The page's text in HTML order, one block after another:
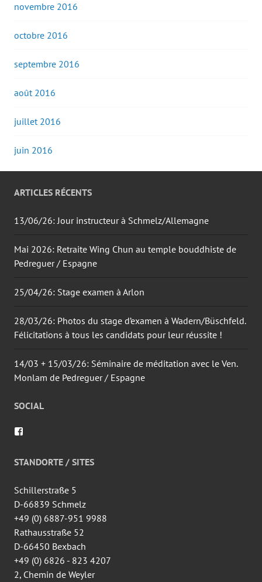
novembre 2016
octobre 2016
septembre 2016
août 2016
juillet 2016
juin 2016
ARTICLES RÉCENTS
13/06/26: Jour instructeur à Schmelz/Allemagne
Mai 2026: Retraite Wing Chun au temple bouddhiste de
Pedreguer / Espagne
25/04/26: Stage examen à Arlon
28/03/26: Photos du stage d’examen à Wadern/Büschfeld.
Félicitations à tous les candidats pour leur réussite !
14/03 + 15/03/26: Séminaire de méditation avec le Ven.
Monlam de Pedreguer / Espagne
SOCIAL
de
wingtsun.arlon
Facebook
STANDORTE / SITES
Schillerstraße 5
D-66839 Schmelz
+49 (0) 6887-951 9988
Rathausstraße 52
D-66450 Bexbach
+49 (0) 6826 - 823 4207
2, Chemin de Weyler